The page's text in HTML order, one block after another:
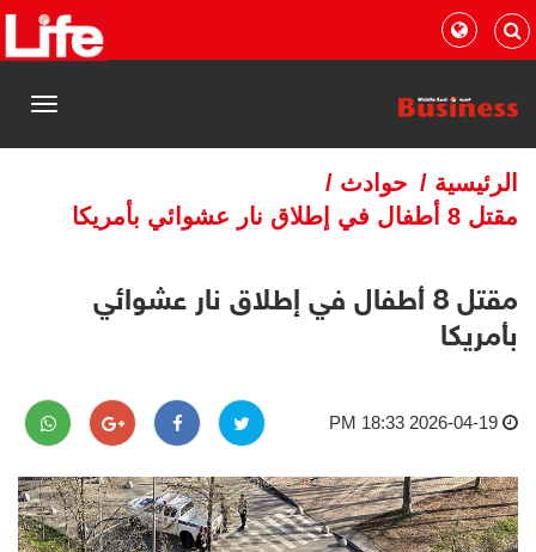
القائمة
الرئيسية / حوادث /
مقتل 8 أطفال في ​إطلاق نار عشوائي بأمريكا
مقتل 8 أطفال في ​إطلاق نار عشوائي
بأمريكا
2026-04-19 18:33 PM